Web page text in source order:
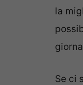
la
Se ci